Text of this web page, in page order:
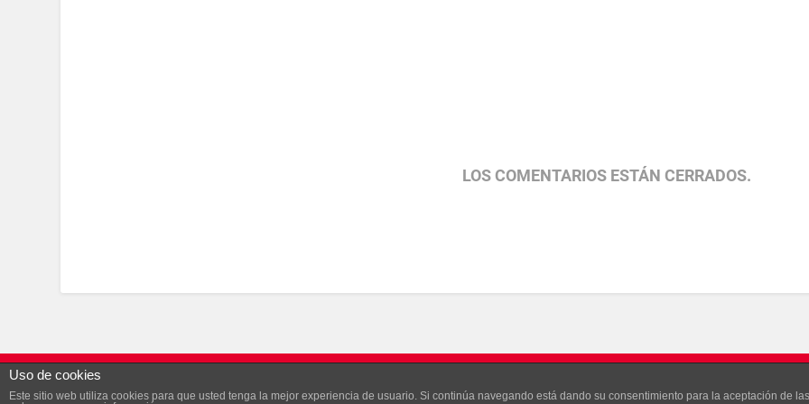
LOS COMENTARIOS ESTÁN CERRADOS.
© 2026SECCIÓN SINDICAL DE UGT EN AYESA— FUNCIONA GRACIAS AWORDPRESS
Uso de cookies
Este sitio web utiliza cookies para que usted tenga la mejor experiencia de usuario. Si continúa navegando está dando su consentimiento para la aceptación de